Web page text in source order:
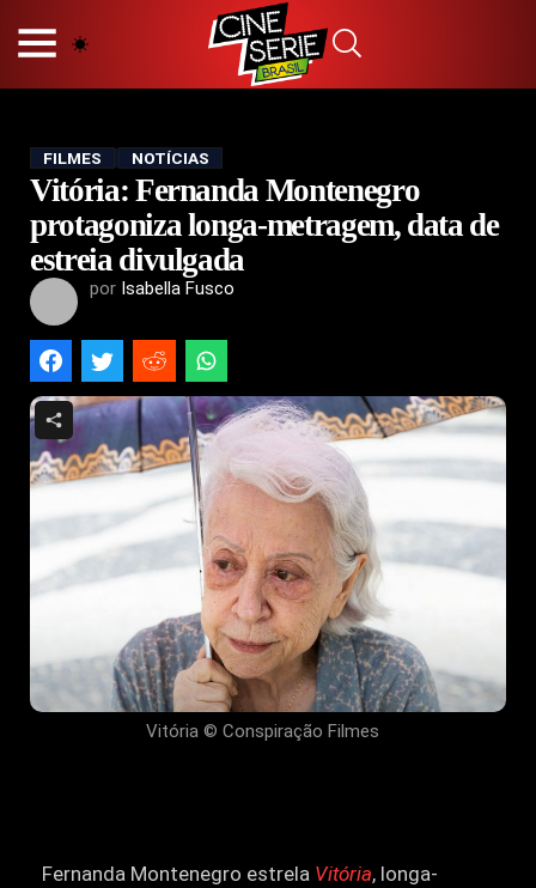
POLÍTICA DE PRIVACIDADE
TERMOS E CONDIÇÕES
Hot
Popular
Tendência
Filmes
Séries
Novelas
FILMES NOTÍCIAS
Vitória: Fernanda Montenegro
protagoniza longa-metragem, data de
estreia divulgada
por Isabella Fusco
Vitória © Conspiração Filmes
Fernanda Montenegro estrela Vitória, longa-